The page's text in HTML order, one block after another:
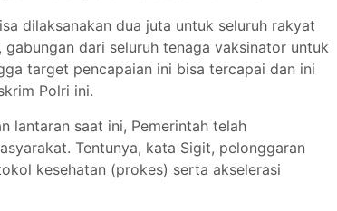
dilaksanakan dua juta untuk seluruh rakyat
dari seluruh tenaga vaksinator untuk
target pencapaian ini bisa tercapai dan ini
Polri ini.
lantaran saat ini, Pemerintah telah
Tentunya, kata Sigit, pelonggaran
kesehatan (prokes) serta akselerasi